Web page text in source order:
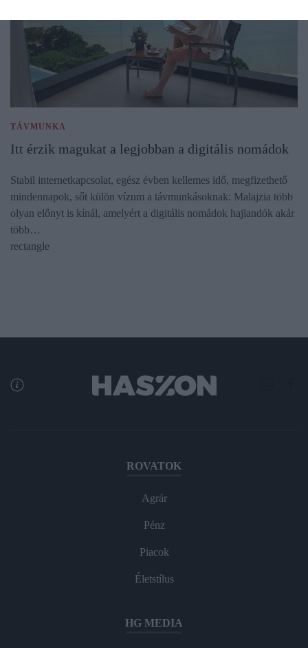
TÁVMUNKA
Itt érzik magukat a legjobban a digitális nomádok
Stabil internetkapcsolat, egész évben kellemes idő, megfizethető
mindennapok, sőt külön vízum a távmunkásoknak: Malajzia több
olyan előnyt is kínál, amelyért a digitális nomádok hajlandók akár
több…
rectangle
ROVATOK
Agrár
Pénz
Piacok
Életstílus
HG MEDIA